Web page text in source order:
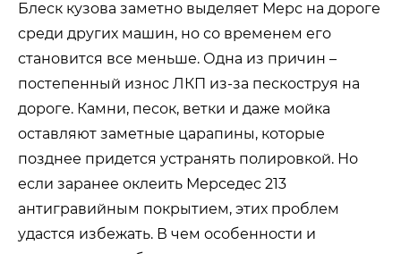
Блеск кузова заметно выделяет Мерс на дороге
среди других машин, но со временем его
становится все меньше. Одна из причин –
постепенный износ ЛКП из-за пескоструя на
дороге. Камни, песок, ветки и даже мойка
оставляют заметные царапины, которые
позднее придется устранять полировкой. Но
если заранее оклеить Мерседес 213
антигравийным покрытием, этих проблем
удастся избежать. В чем особенности и